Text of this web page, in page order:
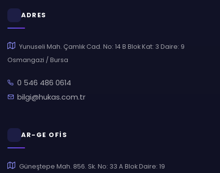
ADRES
Yunuseli Mah. Çamlık Cad. No: 14 B Blok Kat: 3 Daire: 9
Osmangazi / Bursa
0 546 486 0614
bilgi@hukas.com.tr
AR-GE OFİS
Güneştepe Mah. 856. Sk. No: 33 A Blok Daire: 19